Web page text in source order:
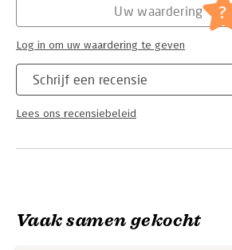
Schrijf een recensie
Lees ons recensiebeleid
Uw waardering ?
Log in om uw waardering te geven
Vaak samen gekocht